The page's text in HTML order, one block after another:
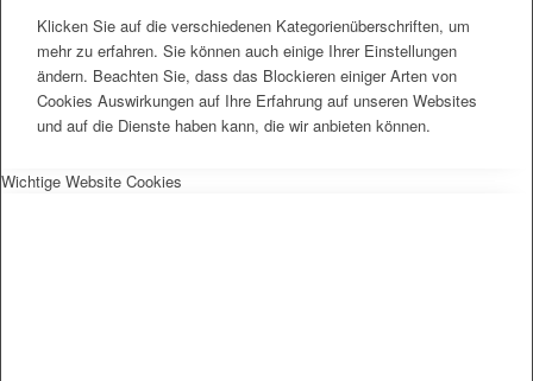
Klicken Sie auf die verschiedenen Kategorienüberschriften, um
mehr zu erfahren. Sie können auch einige Ihrer Einstellungen
ändern. Beachten Sie, dass das Blockieren einiger Arten von
Cookies Auswirkungen auf Ihre Erfahrung auf unseren Websites
und auf die Dienste haben kann, die wir anbieten können.
Wichtige Website Cookies